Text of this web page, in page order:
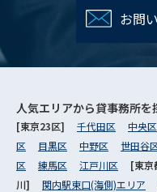
お問
人気エリアから貸事務所を
[東京23区] 千代田区 中央区
区
目黒区 中野区 世田谷
区
練馬区 江戸川区 [東
川] 関内駅東口(海側)エリア